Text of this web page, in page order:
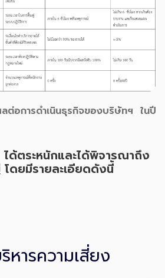
ต่อการดำเนินธุรกิจของบริษัทฯ ในปี
ด้ตระหนักและได้พิจารณาถึง
โดยมีรายละเอียดดังนี้
หารความเสี่ยง